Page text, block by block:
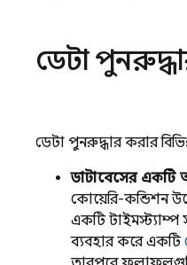
ডেটা
ডেটা পুনরুদ্ধার করার
ডাটাবেসের একটি
কোয়েরি-কন্ডিশন
একটি
ব্যবহার করে একটি